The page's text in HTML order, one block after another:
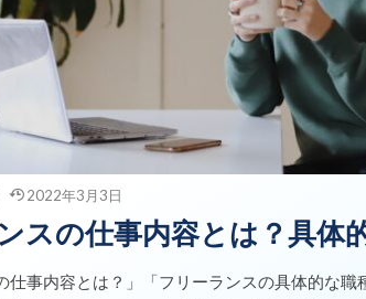
2022年3月3日
スの仕事内容とは？具体
仕事内容とは？」「フリーランスの具体的な